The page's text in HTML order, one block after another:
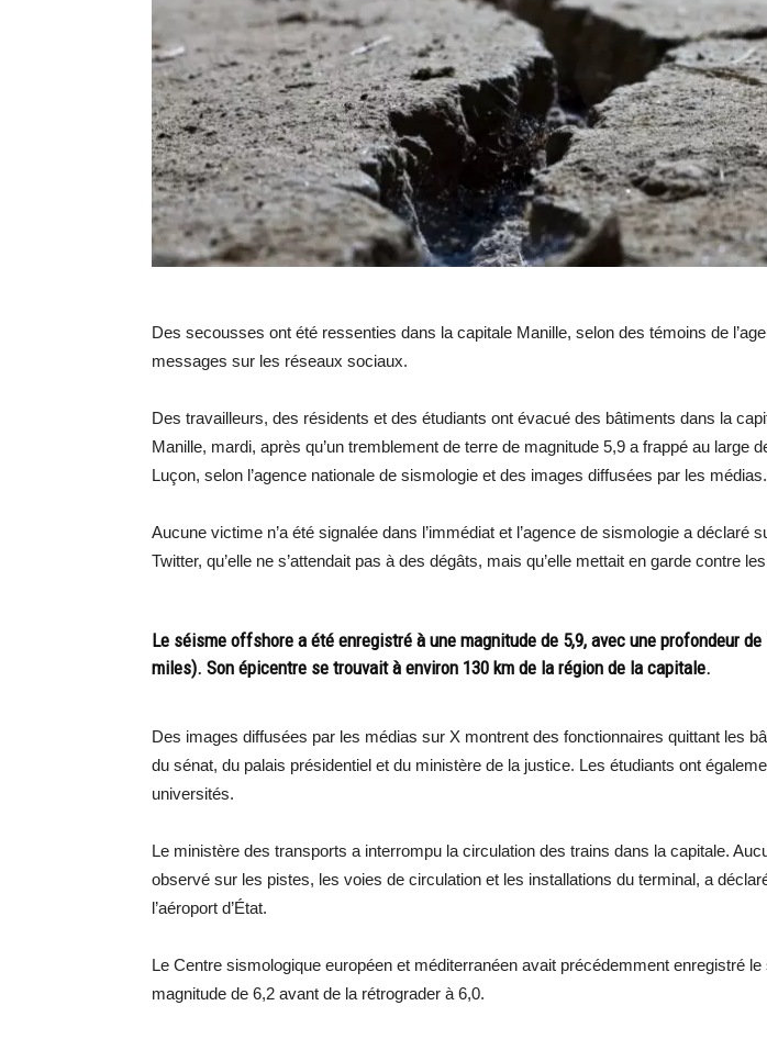
Des secousses ont été ressenties dans la capitale Manille, selon des témoins de
messages sur les réseaux sociaux.
Des travailleurs, des résidents et des étudiants ont évacué des bâtiments dans la
Manille, mardi, après qu’un tremblement de terre de magnitude 5,9 a frappé au large
Luçon, selon l’agence nationale de sismologie et des images diffusées par les médias.
Aucune victime n’a été signalée dans l’immédiat et l’agence de sismologie a déclaré
Twitter, qu’elle ne s’attendait pas à des dégâts, mais qu’elle mettait en garde contre
Le séisme offshore a été enregistré à une magnitude de 5,9, avec une profondeur
miles). Son épicentre se trouvait à environ 130 km de la région de la capitale.
Des images diffusées par les médias sur X montrent des fonctionnaires quittant les
du sénat, du palais présidentiel et du ministère de la justice. Les étudiants ont
universités.
Le ministère des transports a interrompu la circulation des trains dans la capitale.
observé sur les pistes, les voies de circulation et les installations du terminal, a
l’aéroport d’État.
Le Centre sismologique européen et méditerranéen avait précédemment enregistré
magnitude de 6,2 avant de la rétrograder à 6,0.